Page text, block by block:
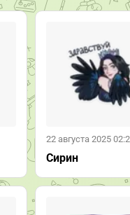
22 августа 2025
Сирин